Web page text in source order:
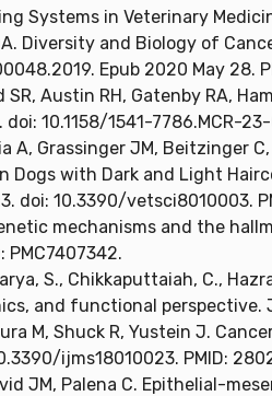
Systems in Veterinary
Diversity and Biology of
Epub 2020 May 28.
SR, Austin RH, Gatenby RA,
doi: 10.1158/1541-7786.MCR-
A, Grassinger JM, Beitzinger
Dogs with Dark and Light
doi: 10.3390/vetsci8010003.
mechanisms and the
PMC7407342.
S., Chikkaputtaiah, C.,
and functional perspective.
M, Shuck R, Yustein J.
ijms18010023. PMID:
JM, Palena C. Epithelial-